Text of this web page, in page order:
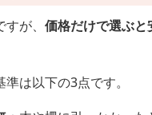
が、 価格だけで選ぶ
は以下の3点です。